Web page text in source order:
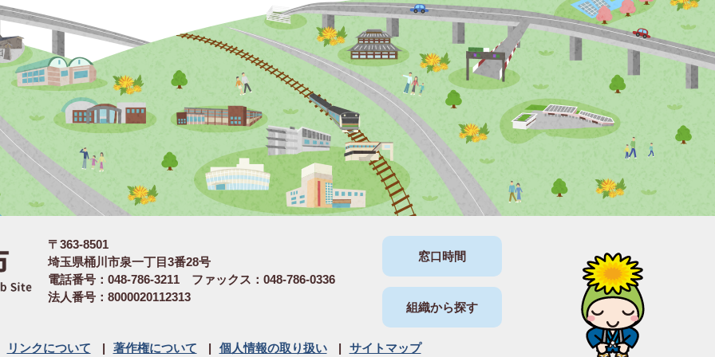
〒363-8501
埼玉県桶川市泉一丁目3番28号
電話番号：048-786-3211 ファックス：048-786-0336
法人番号：8000020112313
窓口時間
組織から探す
リンクについて 著作権について 個人情報の取り扱い サイトマップ